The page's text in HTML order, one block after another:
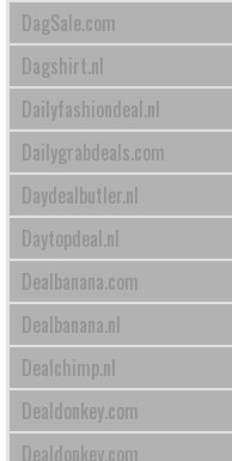
DagSale.com
Dagshirt.nl
Dailyfashiondeal.nl
Dailygrabdeals.com
Daydealbutler.nl
Daytopdeal.nl
Dealbanana.com
Dealbanana.nl
Dealchimp.nl
Dealdonkey.com
Dealdonkey.com